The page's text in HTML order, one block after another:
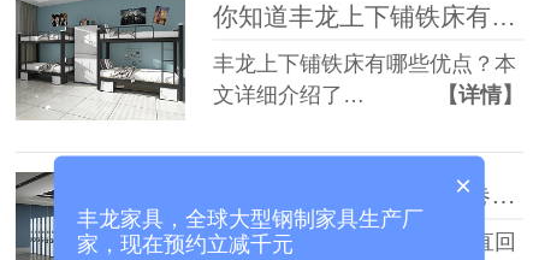
你知道丰龙上下铺铁床有哪些优势吗？
丰龙上下铺铁床有哪些优点？本
文详细介绍了…
【详情】
为什么选择丰龙智能案卷柜和垂直回转柜？
丰龙提供的智能案卷柜和垂直回
×
丰龙家具，全球大型钢制家具生产厂
家，现在预约立减千元